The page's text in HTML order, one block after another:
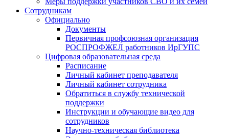
Сотрудникам
Официально
Документы
Первичная профсоюзная организация
РОСПРОФЖЕЛ работников ИрГУПС
Цифровая образовательная среда
Расписание
Личный кабинет преподавателя
Личный кабинет сотрудника
Обратиться в службу технической
поддержки
Инструкции и обучающие видео для
сотрудников
Научно-техническая библиотека